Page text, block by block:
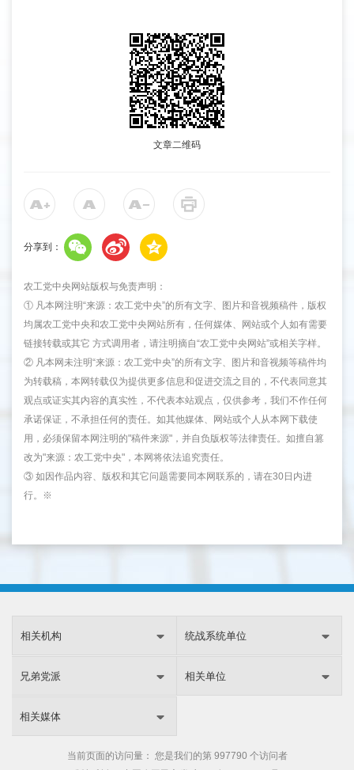
文章二维码
分享到：
农工党中央网站版权与免责声明：
① 凡本网注明“来源：农工党中央”的所有文字、图片和音视频稿件，版权
均属农工党中央和农工党中央网站所有，任何媒体、网站或个人如有需要
链接转载或其它 方式调用者，请注明摘自“农工党中央网站”或相关字样。
② 凡本网未注明“来源：农工党中央”的所有文字、图片和音视频等稿件均
为转载稿，本网转载仅为提供更多信息和促进交流之目的，不代表同意其
观点或证实其内容的真实性，不代表本站观点，仅供参考，我们不作任何
承诺保证，不承担任何的责任。如其他媒体、网站或个人从本网下载使
用，必须保留本网注明的"稿件来源"，并自负版权等法律责任。如擅自篡
改为"来源：农工党中央"，本网将依法追究责任。
③ 如因作品内容、版权和其它问题需要同本网联系的，请在30日内进
行。※
相关机构 统战系统单位
兄弟党派 相关单位
相关媒体
当前页面的访问量： 您是我们的第 997790 个访问者